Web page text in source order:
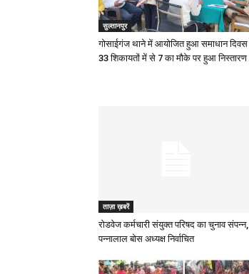
सुल्तानपुर
गोसाईगंज थाने में आयोजित हुआ समाधान दिवस
33 शिकायतों में से 7 का मौके पर हुआ निस्तारण
ताज़ा ख़बरें
रोडवेज कर्मचारी संयुक्त परिषद का चुनाव संपन्न,
पन्नालाल बोस अध्यक्ष निर्वाचित